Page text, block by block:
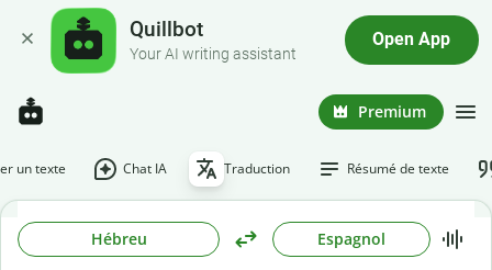
Quillbot
Your AI writing assistant
Open App
Premium
un texte Chat IA Traduction Résumé de texte
Hébreu Espagnol